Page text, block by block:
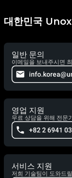
대한민국
일반 문의
이메일을 보내주시면
영업 지원
무료 상담을 위해 전문
+82 2 6941
서비스 지원
저희 기술팀이 도와드